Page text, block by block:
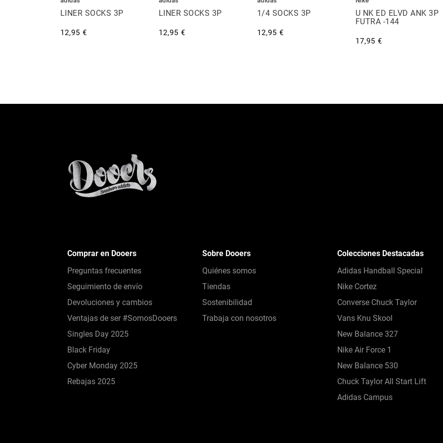
LINER SOCKS 3P
12,95 €
LINER SOCKS 3P
12,95 €
1/4 SOCKS 3P
12,95 €
U NK ED ELVD ANK 3P
FUTRA -144
17,95 €
Comprar en Dooers
Preguntas frecuentes
Seguimiento de envío
Devoluciones y cambios
Ventajas de ser #SomosDooers
Singles Day 2025
Black Friday
Cyber Monday 2025
Rebajas 2025
Sobre Dooers
Quiénes somos
Tiendas
Sostenibilidad
Trabaja con nosotros
Colecciones Destacadas
Adidas Handball Special
Nike Cortez
Converse Chuck Taylor
Vans Knu Skool
New Balance 327
Nike Air Force 1
New Balance 530
Chuck Taylor All Start Lift
Adidas Campus